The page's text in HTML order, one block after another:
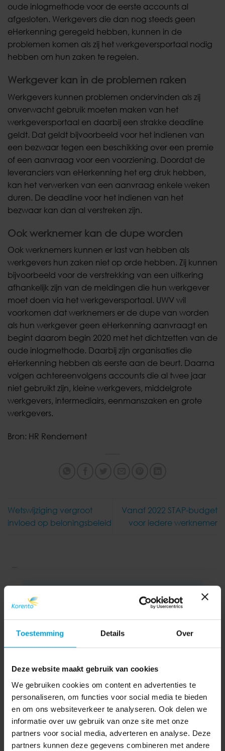
Toestemming Details Over
Deze website maakt gebruik van cookies
We gebruiken cookies om content en advertenties te
personaliseren, om functies voor social media te bieden
en om ons websiteverkeer te analyseren. Ook delen we
informatie over uw gebruik van onze site met onze
partners voor social media, adverteren en analyse. Deze
partners kunnen deze gegevens combineren met andere
oude inlogmethode voor de eerste accounts al
afgesloten. Werkgevers die dan nog steeds geen
eHerkenning geregeld hebben, kunnen in de
problemen komen als zij het werkgeversportaal nodig
hebben om hun zaken te regelen.
Werkgever kan in de problemen raken
Werkgevers kunnen problemen ondervinden als zij
onverwacht gebruik moeten maken van het
werkgeversportaal en daarbij een strakke deadline
geldt. Dat geldt bijvoorbeeld voor het indienen van
een bezwaar tegen een beschikking over een premie
of een aanvraag voor een voorziening. Doordat de
leveranciers van eHerkenning het erg druk hebben,
kan het verwerken van een aanvraag enkele weken
duren. De deadline voor het indienen van het
bezwaar kan dan al verstreken zijn.
Ook werknemer kan de dupe worden
Ook werknemers kunnen er last van hebben als
werkgevers hun zaken niet op orde hebben. Zij kunnen
bijvoorbeeld voor de verstrekking van een uitkering
afhankelijk zijn van de meldingen die hun werkgever
moet doen via het werkgeversportaal. UWV wil
voorkomen dat werknemers er de dupe van worden
als hun werkgever geen eHerkenning aanvraagt en
begint daarom begin 2020 met het dichtzetten van de
oude inlogmethode. Daarbij zijn organisaties die
eHerkenning hebben als eerste aan de beurt. Daarna
volgen achtereenvolgens accounts die al twee jaar
niet gebruikt zijn, kleine werkgevers, middelgrote
werkgevers, intermediairs, eenmanszaken en grote
werkgevers.
Bron: HR Rendement
Wetswijziging vergroot
invloed op beloningsbeleid
Vanaf 2022 STAP-budget
voor iedere werknemer